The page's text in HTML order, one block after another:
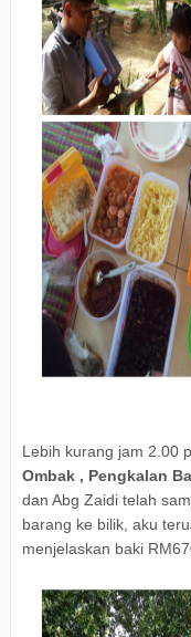
Lebih kurang jam 2.00
Ombak , Pengkalan
dan Abg Zaidi telah
barang ke bilik, aku
menjelaskan baki